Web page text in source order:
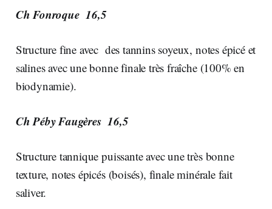
Ch Fonroque 16,5
Structure fine avec des tannins soyeux, notes épicé et
salines avec une bonne finale très fraîche (100% en
biodynamie).
Ch Péby Faugères 16,5
Structure tannique puissante avec une très bonne
texture, notes épicés (boisés), finale minérale fait
saliver.